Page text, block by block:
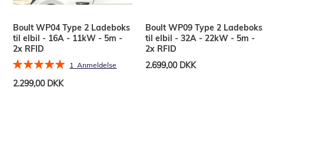
Boult WP04 Type 2 Ladeboks
til elbil - 16A - 11kW - 5m -
2x RFID
Bedømmelse:
1Anmeldelse
2.299,00 DKK
Boult WP09 Type 2 Ladeboks
til elbil - 32A - 22kW - 5m -
2x RFID
2.699,00 DKK